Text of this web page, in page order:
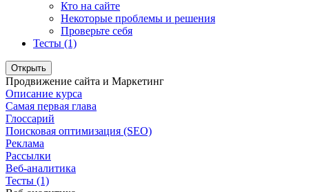
Кто на сайте
Некоторые проблемы и решения
Проверьте себя
Тесты (1)
Открыть
Продвижение сайта и Маркетинг
Описание курса
Самая первая глава
Глоссарий
Поисковая оптимизация (SEO)
Реклама
Рассылки
Веб-аналитика
Тесты (1)